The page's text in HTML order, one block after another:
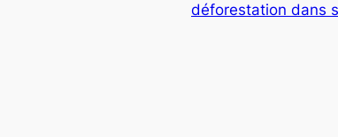
déforestation dans